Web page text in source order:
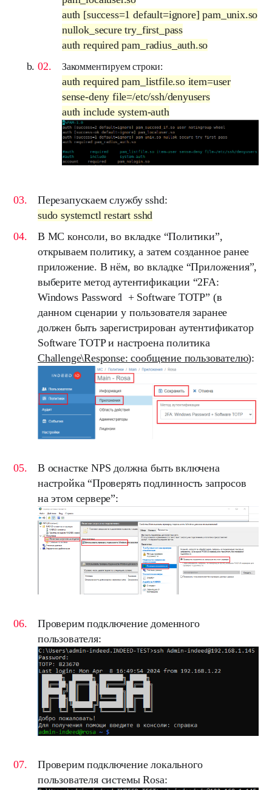
auth [success=1 default=ignore] pam_unix.so
nullok_secure try_first_pass
auth required pam_radius_auth.so
Закомментируем строки:
auth required pam_listfile.so item=user
sense-deny file=/etc/ssh/denyusers
auth include system-auth
Перезапускаем службу sshd:
sudo systemctl restart sshd
В MC консоли, во вкладке “Политики”,
открываем политику, а затем созданное ранее
приложение. В нём, во вкладке “Приложения”,
выберите метод аутентификации “2FA:
Windows Password + Software TOTP” (в
данном сценарии у пользователя заранее
должен быть зарегистрирован аутентификатор
Software TOTPи настроена политика
Challenge\Response: сообщение пользователю):
В оснасткеNPS должна быть включена
настройка “Проверять подлинность запросов
на этом сервере”:
Проверим подключение доменного
пользователя:
Проверим подключение локального
пользователя системы Rosa: